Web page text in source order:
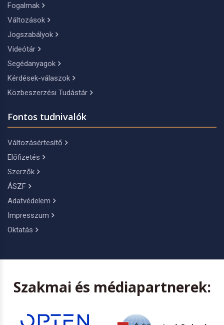
Fogalmak
Változások
Jogszabályok
Videótár
Segédanyagok
Kérdések-válaszok
Közbeszerzési Tudástár
Fontos tudnivalók
Változásértesítő
Előfizetés
Szerzők
ÁSZF
Adatvédelem
Impresszum
Oktatás
Szakmai és médiapartnerek: